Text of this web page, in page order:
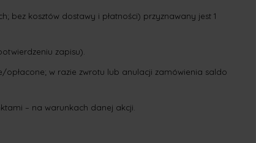
bez kosztów dostawy i płatności) przyznawany jest 1
zapisu).
w razie zwrotu lub anulacji zamówienia saldo
– na warunkach danej akcji.